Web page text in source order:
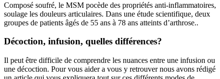
Composé soufré, le MSM pocède des propriétés anti-inflammatoires,
soulage les douleurs articulaires. Dans une étude scientifique, deux
groupes de patients âgés de 55 ans à 78 ans atteints d’arthrose..
Décoction, infusion, quelles différences?
Il peut être difficile de comprendre les nuances entre une infusion ou
une décoction. Pour vous aider a vous y retrouver nous avons rédigé